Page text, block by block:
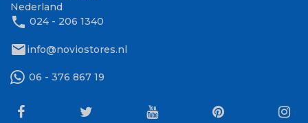
Nederland
phone 024 - 206 1340
mailinfo@noviostores.nl
06 - 376 867 19